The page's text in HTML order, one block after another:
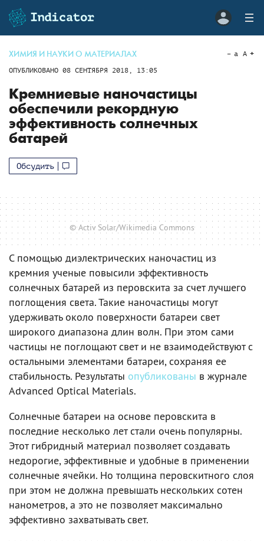
ХИМИЯ И НАУКИ О МАТЕРИАЛАХ
ОПУБЛИКОВАНО 08 СЕНТЯБРЯ 2018, 13:05
a A
Кремниевые наночастицы
обеспечили рекордную
эффективность солнечных
батарей
Обсудить
© Activ Solar/Wikimedia Commons
С помощью диэлектрических наночастиц из
кремния ученые повысили эффективность
солнечных батарей из перовскита за счет лучшего
поглощения света. Такие наночастицы могут
удерживать около поверхности батареи свет
широкого диапазона длин волн. При этом сами
частицы не поглощают свет и не взаимодействуют с
остальными элементами батареи, сохраняя ее
стабильность. Результаты опубликованы в журнале
Advanced Optical Materials.
Солнечные батареи на основе перовскита в
последние несколько лет стали очень популярны.
Этот гибридный материал позволяет создавать
недорогие, эффективные и удобные в применении
солнечные ячейки. Но толщина перовскитного слоя
при этом не должна превышать нескольких сотен
нанометров, а это не позволяет максимально
эффективно захватывать свет.